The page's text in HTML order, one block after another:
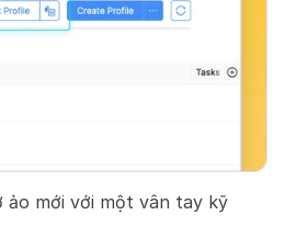
mới với một vân tay kỹ